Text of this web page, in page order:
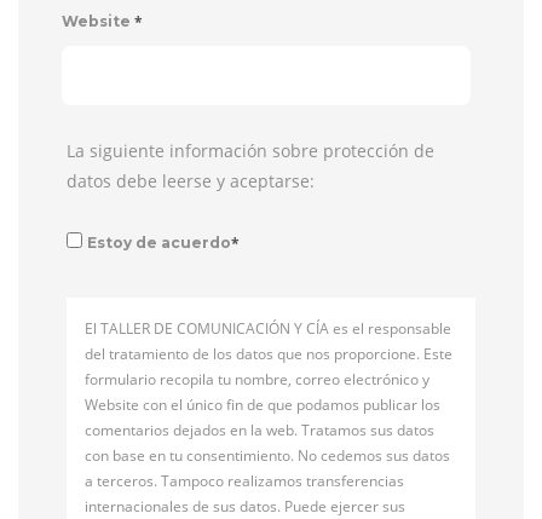
Website *
La siguiente información sobre protección de
datos debe leerse y aceptarse:
Estoy de acuerdo*
El TALLER DE COMUNICACIÓN Y CÍA es el responsable
del tratamiento de los datos que nos proporcione. Este
formulario recopila tu nombre, correo electrónico y
Website con el único fin de que podamos publicar los
comentarios dejados en la web. Tratamos sus datos
con base en tu consentimiento. No cedemos sus datos
a terceros. Tampoco realizamos transferencias
internacionales de sus datos. Puede ejercer sus